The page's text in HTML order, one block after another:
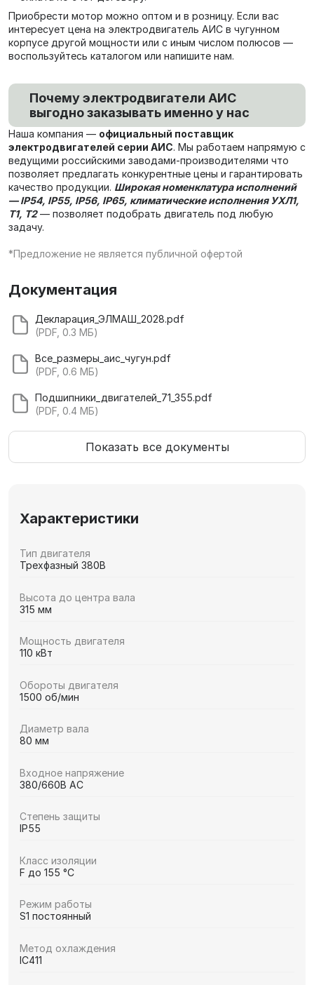
Приобрести мотор можно оптом и в розницу. Если вас
интересует цена на электродвигатель АИС в чугунном
корпусе другой мощности или с иным числом полюсов —
воспользуйтесь каталогом или напишите нам.
Почему электродвигатели АИС
выгодно заказывать именно у нас
Наша компания — официальный поставщик
электродвигателей серии АИС. Мы работаем напрямую с
ведущими российскими заводами-производителями что
позволяет предлагать конкурентные цены и гарантировать
качество продукции. Широкая номенклатура исполнений
— IP54, IP55, IP56, IP65, климатические исполнения УХЛ1,
Т1, Т2— позволяет подобрать двигатель под любую
задачу.
*Предложение не является публичной офертой
Документация
Декларация_ЭЛМАШ_2028.pdf
(PDF, 0.3 МБ)
Все_размеры_аис_чугун.pdf
(PDF, 0.6 МБ)
Подшипники_двигателей_71_355.pdf
(PDF, 0.4 МБ)
Показать все документы
Характеристики
Тип двигателя
Трехфазный 380В
Высота до центра вала
315 мм
Мощность двигателя
110 кВт
Обороты двигателя
1500 об/мин
Диаметр вала
80 мм
Входное напряжение
380/660В AC
Степень защиты
IP55
Класс изоляции
F до 155 °C
Режим работы
S1 постоянный
Метод охлаждения
IC411